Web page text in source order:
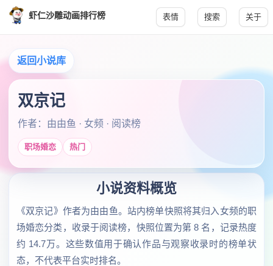
虾仁沙雕动画排行榜 表情 搜索 关于
返回小说库
双京记
作者：由由鱼 · 女频 · 阅读榜
职场婚恋 热门
小说资料概览
《双京记》作者为由由鱼。站内榜单快照将其归入女频的职
场婚恋分类，收录于阅读榜，快照位置为第 8 名，记录热度
约 14.7万。这些数值用于确认作品与观察收录时的榜单状
态，不代表平台实时排名。